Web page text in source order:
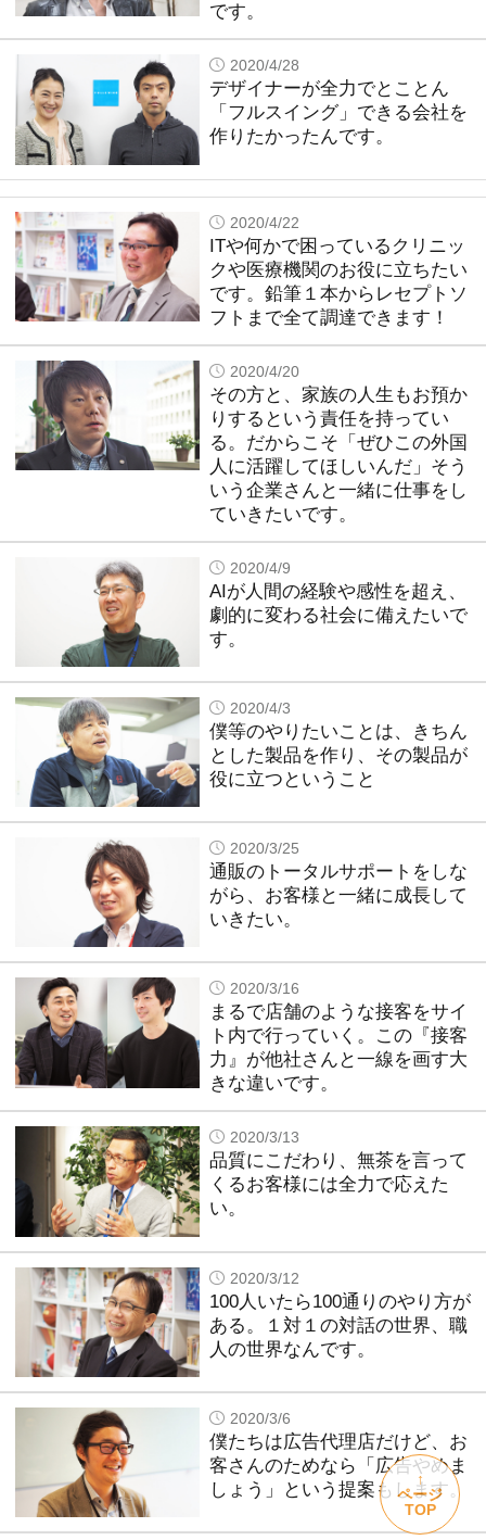
です。
2020/4/28
デザイナーが全力でとことん
「フルスイング」できる会社を
作りたかったんです。
2020/4/22
ITや何かで困っているクリニッ
クや医療機関のお役に立ちたい
です。鉛筆１本からレセプトソ
フトまで全て調達できます！
2020/4/20
その方と、家族の人生もお預か
りするという責任を持ってい
る。だからこそ「ぜひこの外国
人に活躍してほしいんだ」そう
いう企業さんと一緒に仕事をし
ていきたいです。
2020/4/9
AIが人間の経験や感性を超え、
劇的に変わる社会に備えたいで
す。
2020/4/3
僕等のやりたいことは、きちん
とした製品を作り、その製品が
役に立つということ
2020/3/25
通販のトータルサポートをしな
がら、お客様と一緒に成長して
いきたい。
2020/3/16
まるで店舗のような接客をサイ
ト内で行っていく。この『接客
力』が他社さんと一線を画す大
きな違いです。
2020/3/13
品質にこだわり、無茶を言って
くるお客様には全力で応えた
い。
2020/3/12
100人いたら100通りのやり方が
ある。１対１の対話の世界、職
人の世界なんです。
2020/3/6
僕たちは広告代理店だけど、お
客さんのためなら「広告やめま
しょう」という提案もします。
↑
ページ
TOP